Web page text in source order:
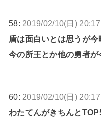
58: 2019/02/10(日)
盾は面白いとは思うが
今の所王とか他の勇者
60: 2019/02/10(日)
わたてんがきちんと